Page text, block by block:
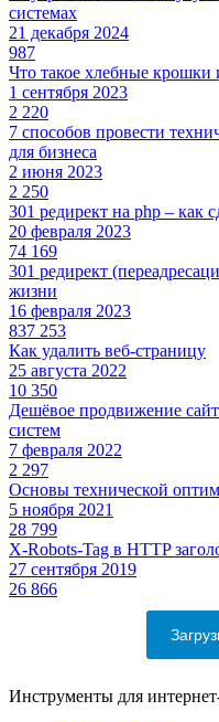
системах
21 декабря 2024
987
Что такое хлебные
1 сентября 2023
2 220
7 способов провести
для бизнеса
2 июня 2023
2 250
301 редирект на php – как
20 февраля 2023
74 169
301 редирект
жизни
16 февраля 2023
837 253
Как удалить веб-страницу
25 августа 2022
10 350
Дешёвое продвижение
систем
7 февраля 2022
2 297
Основы технической
5 ноября 2021
28 799
X-Robots-Tag в HTTP
27 сентября 2019
26 866
Инструменты для